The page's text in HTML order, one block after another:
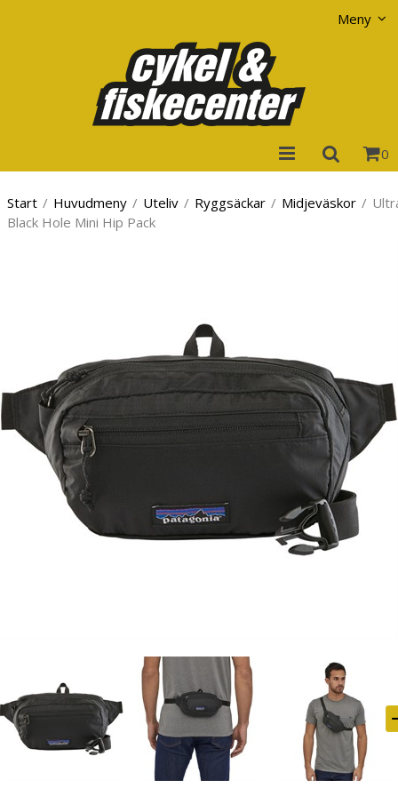
Meny
0
Start / Huvudmeny / Uteliv / Ryggsäckar / Midjeväskor /
Black Hole Mini Hip Pack